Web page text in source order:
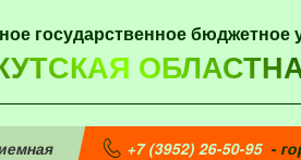
государственное бюджетное
+7 (3952) 26-50-95-